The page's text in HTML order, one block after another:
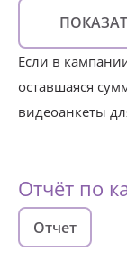
Если в
оставшаяся
видеоанкеты
Отчёт по
Отчет